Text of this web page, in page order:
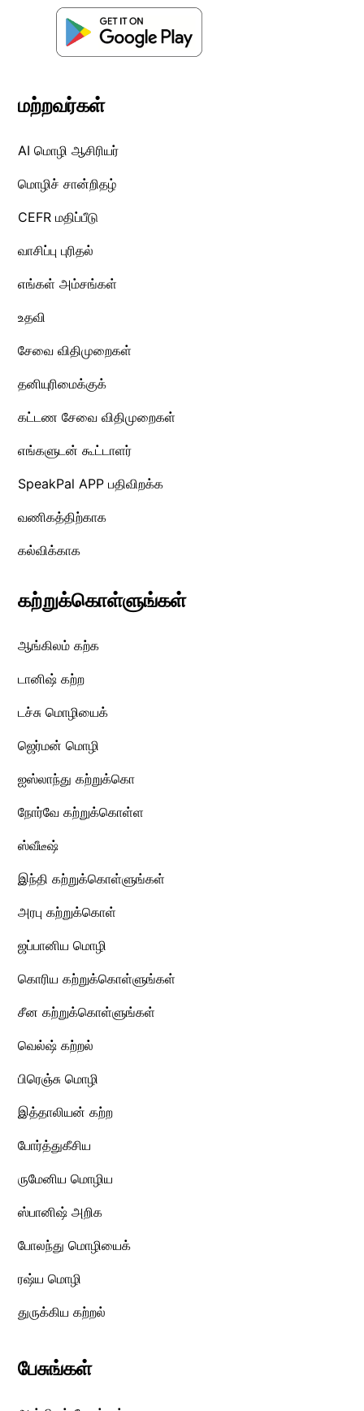
மற்றவர்கள்
AI மொழி ஆசிரியர்
மொழிச் சான்றிதழ்
CEFR மதிப்பீடு
வாசிப்பு புரிதல்
எங்கள் அம்சங்கள்
உதவி
சேவை விதிமுறைகள்
தனியுரிமைக்குக்
கட்டண சேவை விதிமுறைகள்
எங்களுடன் கூட்டாளர்
SpeakPal APP பதிவிறக்க
வணிகத்திற்காக
கல்விக்காக
கற்றுக்கொள்ளுங்கள்
ஆங்கிலம் கற்க
டானிஷ் கற்ற
டச்சு மொழியைக்
ஜெர்மன் மொழி
ஐஸ்லாந்து கற்றுக்கொ
நோர்வே கற்றுக்கொள்ள
ஸ்வீடீஷ்
இந்தி கற்றுக்கொள்ளுங்கள்
அரபு கற்றுக்கொள்
ஜப்பானிய மொழி
கொரிய கற்றுக்கொள்ளுங்கள்
சீன கற்றுக்கொள்ளுங்கள்
வெல்ஷ் கற்றல்
பிரெஞ்சு மொழி
இத்தாலியன் கற்ற
போர்த்துகீசிய
ருமேனிய மொழிய
ஸ்பானிஷ் அறிக
போலந்து மொழியைக்
ரஷ்ய மொழி
துருக்கிய கற்றல்
பேசுங்கள்